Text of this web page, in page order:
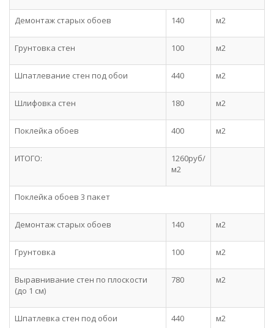
Демонтаж старых обоев 140 м2
Грунтовка стен 100 м2
Шпатлевание стен под обои 440 м2
Шлифовка стен 180 м2
Поклейка обоев 400 м2
ИТОГО:
1260руб/
м2
Поклейка обоев 3 пакет
Демонтаж старых обоев 140 м2
Грунтовка 100 м2
Выравнивание стен по плоскости
(до 1 см)
780 м2
Шпатлевка стен под обои 440 м2